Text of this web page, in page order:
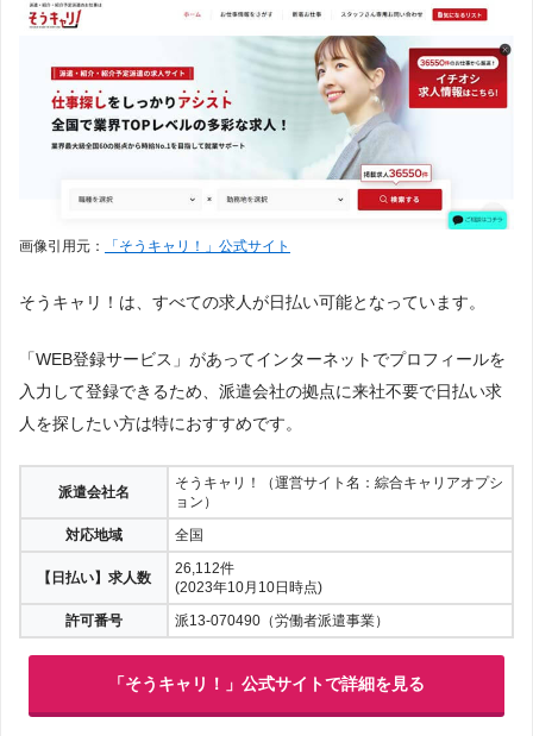
画像引用元： 「そうキャリ！」公式サイト
そうキャリ！は、すべての求人が日払い可能となっています。
「WEB登録サービス」があってインターネットでプロフィールを
入力して登録できるため、派遣会社の拠点に来社不要で日払い求
人を探したい方は特におすすめです。
派遣会社名
そうキャリ！（運営サイト名：綜合キャリアオプシ
ョン）
対応地域
全国
【日払い】求人数
26,112件
(2023年10月10日時点)
許可番号
派13-070490（労働者派遣事業）
「そうキャリ！」公式サイトで詳細を見る